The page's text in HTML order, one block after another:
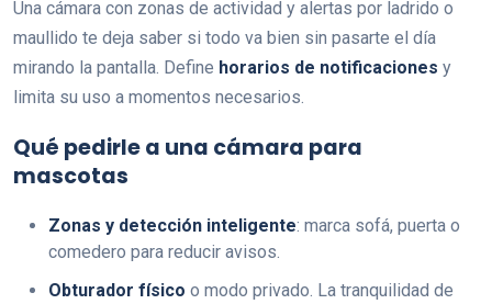
Una cámara con zonas de actividad y alertas por ladrido o
maullido te deja saber si todo va bien sin pasarte el día
mirando la pantalla. Define horarios de notificaciones y
limita su uso a momentos necesarios.
Qué pedirle a una cámara para
mascotas
Zonas y detección inteligente: marca sofá, puerta o
comedero para reducir avisos.
Obturador físico o modo privado. La tranquilidad de